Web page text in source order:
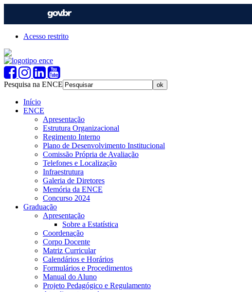
Acesso restrito
Pesquisa na ENCE
Início
ENCE
Apresentação
Estrutura Organizacional
Regimento Interno
Plano de Desenvolvimento Institucional
Comissão Própria de Avaliação
Telefones e Localização
Infraestrutura
Galeria de Diretores
Memória da ENCE
Concurso 2024
Graduação
Apresentação
Sobre a Estatística
Coordenação
Corpo Docente
Matriz Curricular
Calendários e Horários
Formulários e Procedimentos
Manual do Aluno
Projeto Pedagógico e Regulamento